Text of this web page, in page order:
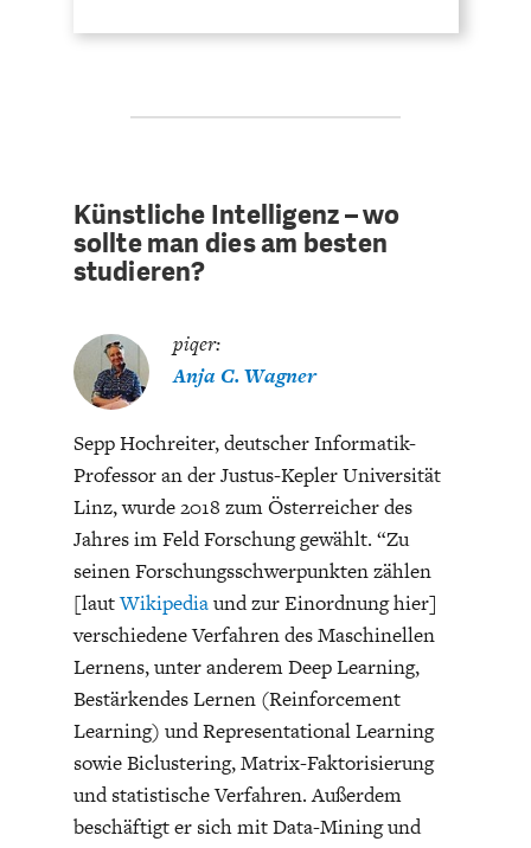
Künstliche Intelligenz – wo
sollte man dies am besten
studieren?
piqer:
Anja C. Wagner
Sepp Hochreiter, deutscher Informatik-
Professor an der Justus-Kepler Universität
Linz, wurde 2018 zum Österreicher des
Jahres im Feld Forschung gewählt. “Zu
seinen Forschungsschwerpunkten zählen
[lautWikipediaund zur Einordnung hier]
verschiedene Verfahren des Maschinellen
Lernens, unter anderem Deep Learning,
Bestärkendes Lernen (Reinforcement
Learning) und Representational Learning
sowie Biclustering, Matrix-Faktorisierung
und statistische Verfahren. Außerdem
beschäftigt er sich mit Data-Mining und